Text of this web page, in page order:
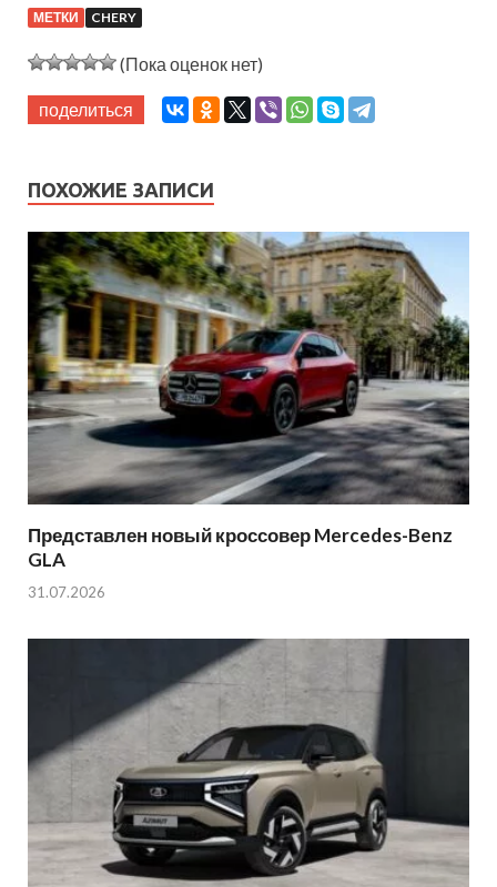
МЕТКИ CHERY
(Пока оценок нет)
поделиться
ПОХОЖИЕ ЗАПИСИ
Представлен новый кроссовер Mercedes-Benz
GLA
31.07.2026